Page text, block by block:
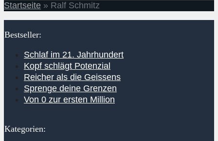
Startseite » Ralf Schmitz
Bestseller:
Schlaf im 21. Jahrhundert
Kopf schlägt Potenzial
Reicher als die Geissens
Sprenge deine Grenzen
Von 0 zur ersten Million
Kategorien: